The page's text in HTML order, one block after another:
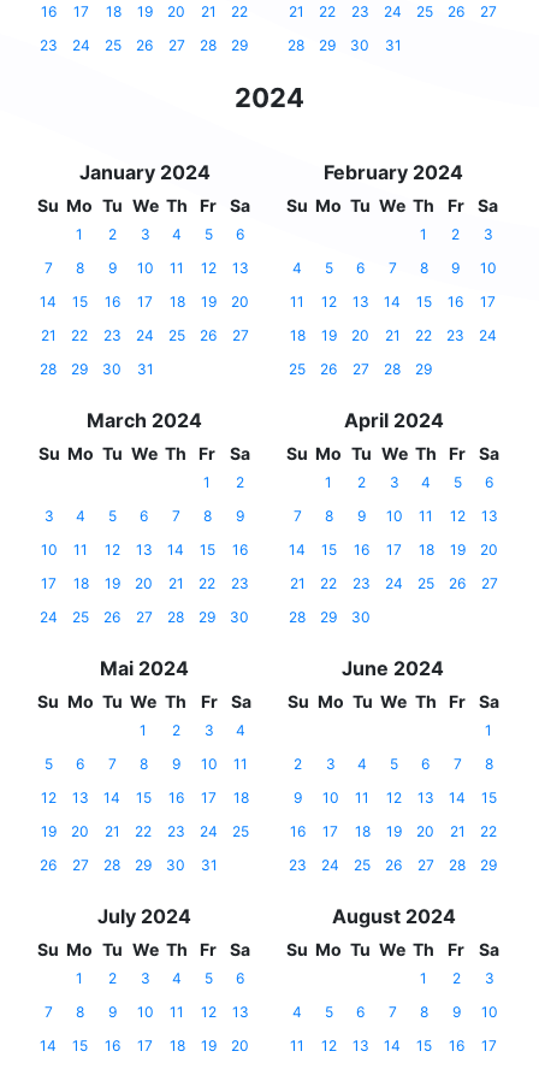
16
17 18 19 20 21
22
23
24 25 26 27 28 29
21
22 23 24 25 26
27
28
29 30 31
2024
January 2024
Su Mo Tu We Th Fr Sa
1 2 3 4 5
6
7
8 9 10 11 12
13
14
15 16 17 18 19
20
21
22 23 24 25 26
27
28
29 30 31
February 2024
Su Mo Tu We Th Fr Sa
1 2
3
4
5 6 7 8 9
10
11
12 13 14 15 16
17
18
19 20 21 22 23
24
25
26 27 28 29
March 2024
Su Mo Tu We Th Fr Sa
1
2
3
4 5 6 7 8
9
10
11 12 13 14 15
16
17
18 19 20 21 22
23
24
25 26 27 28 29 30
April 2024
Su Mo Tu We Th Fr Sa
1 2 3 4 5
6
7
8 9 10 11 12
13
14
15 16 17 18 19
20
21
22 23 24 25 26
27
28
29 30
Mai 2024
Su Mo Tu We Th Fr Sa
1 2 3
4
5
6 7 8 9 10
11
12
13 14 15 16 17
18
19
20 21 22 23 24
25
26
27 28 29 30 31
June 2024
Su Mo Tu We Th Fr Sa
1
2
3 4 5 6 7
8
9
10 11 12 13 14
15
16
17 18 19 20 21
22
23
24 25 26 27 28 29
July 2024
Su Mo Tu We Th Fr Sa
1 2 3 4 5
6
7
8 9 10 11 12
13
14
15 16 17 18 19
20
August 2024
Su Mo Tu We Th Fr Sa
1 2
3
4
5 6 7 8 9
10
11
12 13 14 15 16
17